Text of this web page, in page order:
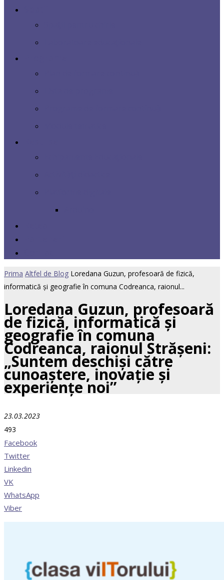
Prima Altfel de Blog Loredana Guzun, profesoară de fizică,
informatică și geografie în comuna Codreanca, raionul...
Loredana Guzun, profesoară
de fizică, informatică și
geografie în comuna
Codreanca, raionul Strășeni:
„Suntem deschiși către
cunoaștere, inovație și
experiențe noi”
23.03.2023
493
Facebook
Twitter
Linkedin
VK
WhatsApp
Viber